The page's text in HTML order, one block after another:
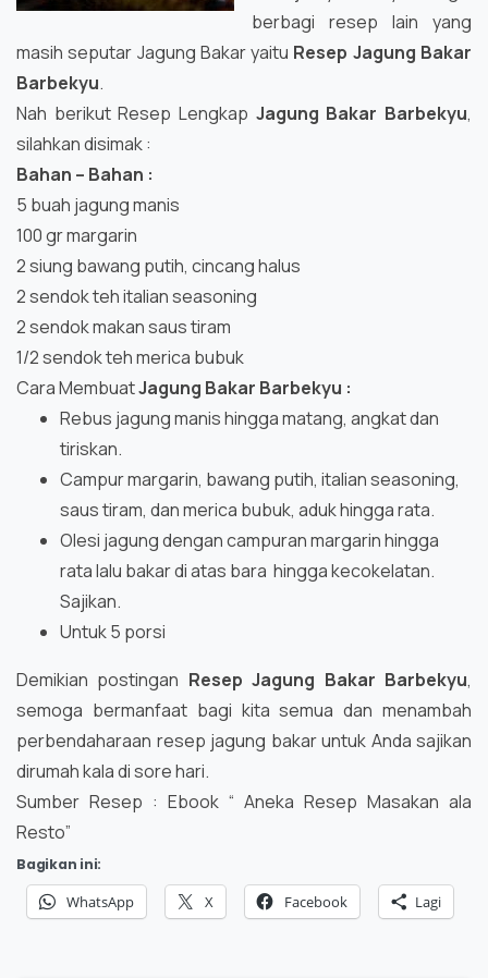
berbagi resep lain yang
masih seputar Jagung Bakar yaitu Resep Jagung Bakar
Barbekyu.
Nah berikut Resep Lengkap Jagung Bakar Barbekyu,
silahkan disimak :
Bahan – Bahan :
5 buah jagung manis
100 gr margarin
2 siung bawang putih, cincang halus
2 sendok teh italian seasoning
2 sendok makan saus tiram
1/2 sendok teh merica bubuk
Cara MembuatJagung Bakar Barbekyu :
Rebus jagung manis hingga matang, angkat dan
tiriskan.
Campur margarin, bawang putih, italian seasoning,
saus tiram, dan merica bubuk, aduk hingga rata.
Olesi jagung dengan campuran margarin hingga
rata lalu bakar di atas bara hingga kecokelatan.
Sajikan.
Untuk 5 porsi
Demikian postingan Resep Jagung Bakar Barbekyu,
semoga bermanfaat bagi kita semua dan menambah
perbendaharaan resep jagung bakar untuk Anda sajikan
dirumah kala di sore hari.
Sumber Resep : Ebook “ Aneka Resep Masakan ala
Resto”
Bagikan ini:
WhatsApp X Facebook Lagi